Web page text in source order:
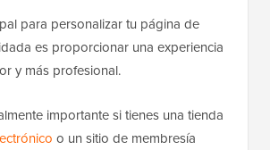
para personalizar tu página de
es proporcionar una experiencia
y más profesional.
importante si tienes una tienda
o un sitio de membresía